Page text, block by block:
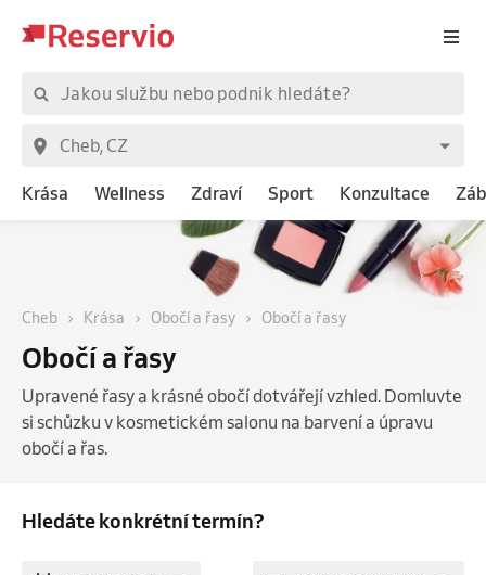
Krása Wellness Zdraví Sport Konzultace
Cheb Krása Obočí a řasy Obočí a řasy
Obočí a řasy
Upravené řasy a krásné obočí dotvářejí vzhled. Domluvte
si schůzku v kosmetickém salonu na barvení a úpravu
obočí a řas.
Hledáte konkrétní termín?